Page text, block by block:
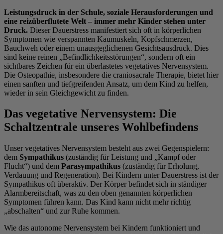
Leistungsdruck in der Schule, soziale Herausforderungen und
eine reizüberflutete Welt – immer mehr Kinder stehen unter
Druck. Dieser Dauerstress manifestiert sich oft in körperlichen
Symptomen wie verspannten Kaumuskeln, Kopfschmerzen,
Bauchweh oder einem unausgeglichenen Gesichtsausdruck. Dies
sind keine reinen „Befindlichkeitsstörungen“, sondern oft ein
sichtbares Zeichen für ein überlastetes vegetatives Nervensystem.
Die Osteopathie, insbesondere die craniosacrale Therapie, bietet hier
einen sanften und tiefgreifenden Ansatz, um dem Kind zu helfen,
wieder in sein Gleichgewicht zu finden.
Das vegetative Nervensystem: Die
Schaltzentrale unseres Wohlbefindens
Unser vegetatives Nervensystem besteht aus zwei Gegenspielern:
dem Sympathikus (zuständig für Leistung und „Kampf oder
Flucht“) und dem Parasympathikus (zuständig für Erholung,
Verdauung und Regeneration). Bei Kindern unter Dauerstress ist der
Sympathikus oft überaktiv. Der Körper befindet sich in ständiger
Alarmbereitschaft, was zu den oben genannten körperlichen
Symptomen führen kann. Das Kind kann nicht mehr richtig
„abschalten“ und zur Ruhe kommen.
Wie das autonome Nervensystem bei Kindern funktioniert und